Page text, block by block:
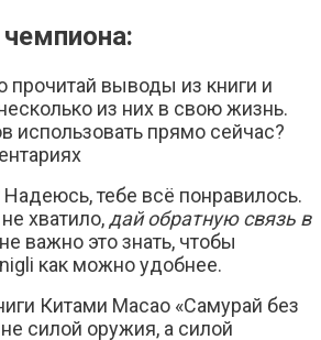
прочитай выводы из книги и
из них в свою жизнь.
использовать прямо сейчас?
Надеюсь, тебе всё понравилось.
хватило, дай обратную связь в
важно это знать, чтобы
как можно удобнее.
Китами Масао «Самурай без
силой оружия, а силой